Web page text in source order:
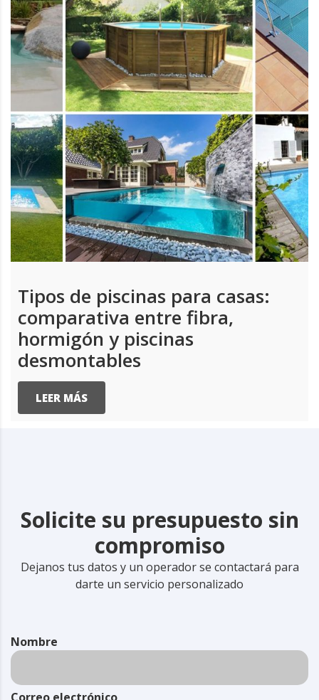
Tipos de piscinas para casas:
comparativa entre fibra,
hormigón y piscinas
desmontables
LEER MÁS
Solicite su presupuesto sin
compromiso
Dejanos tus datos y un operador se contactará para
darte un servicio personalizado
Nombre